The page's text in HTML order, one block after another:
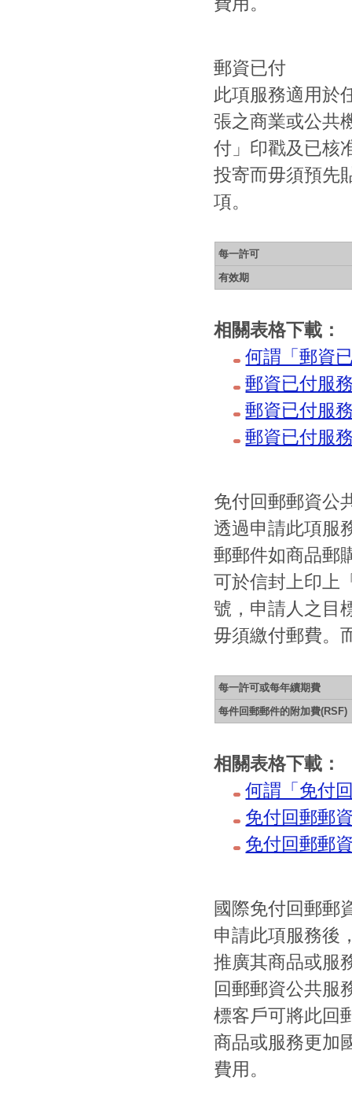
郵資已付
此項服務適用於
張之商業或公共
付」印戳及已核
投寄而毋須預先
項。
每一許可
有效期
相關表格下載：
何謂「郵資
郵資已付服
郵資已付服
郵資已付服
免付回郵郵資公
透過申請此項服
郵郵件如商品郵
可於信封上印上
號，申請人之目
毋須繳付郵費。
每一許可或每年續期費
每件回郵郵件的附加費(RSF)
相關表格下載：
何謂「免付
免付回郵郵
免付回郵郵
國際免付回郵郵
申請此項服務後
推廣其商品或服
回郵郵資公共服
標客戶可將此回
商品或服務更加
費用。